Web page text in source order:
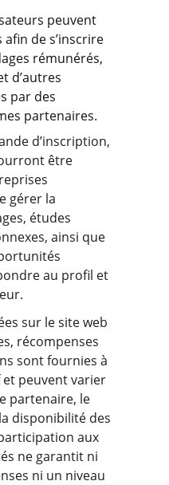
peuvent
de s’inscrire
rémunérés,
d’autres
par des
partenaires.
d’inscription,
être
gérer la
études
ainsi que
au profil et
sur le site web
récompenses
sont fournies à
peuvent varier
partenaire, le
disponibilité des
aux
ne garantit ni
ni un niveau